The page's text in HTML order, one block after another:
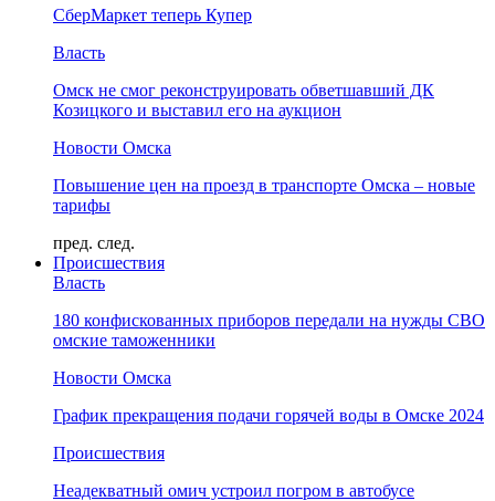
СберМаркет теперь Купер
Власть
Омск не смог реконструировать обветшавший ДК
Козицкого и выставил его на аукцион
Новости Омска
Повышение цен на проезд в транспорте Омска – новые
тарифы
пред. след.
Происшествия
Власть
180 конфискованных приборов передали на нужды СВО
омские таможенники
Новости Омска
График прекращения подачи горячей воды в Омске 2024
Происшествия
Неадекватный омич устроил погром в автобусе